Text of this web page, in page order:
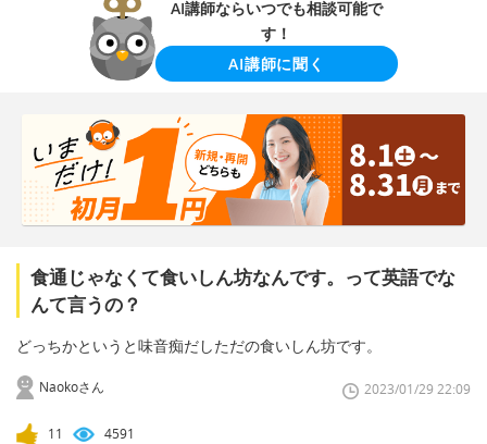
AI講師ならいつでも相談可能で
す！
AI講師に聞く
食通じゃなくて食いしん坊なんです。って英語でな
んて言うの？
どっちかというと味音痴だしただの食いしん坊です。
Naokoさん 2023/01/29 22:09
11 4591